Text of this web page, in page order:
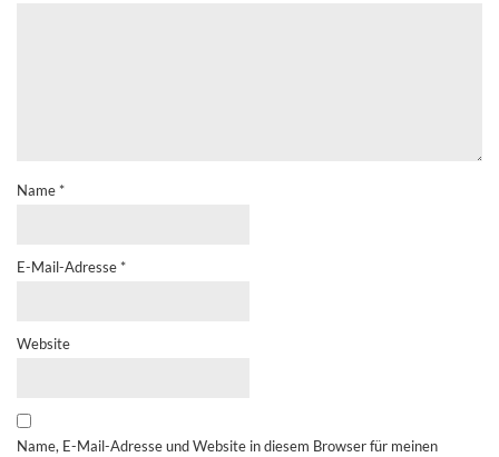
Name *
E-Mail-Adresse *
Website
Name, E-Mail-Adresse und Website in diesem Browser für meinen